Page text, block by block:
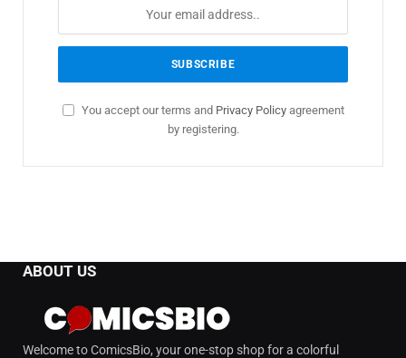
You accept our terms and Privacy Policyagreement
by registering.
ABOUT US
Welcome to ComicsBio, your one-stop shop for a colorful